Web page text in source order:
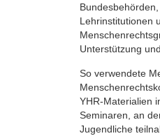
Bundesbehörden,
Lehrinstitutionen
Unterstützung
So verwendete
YHR-Materialien
Seminaren, an
Jugendliche